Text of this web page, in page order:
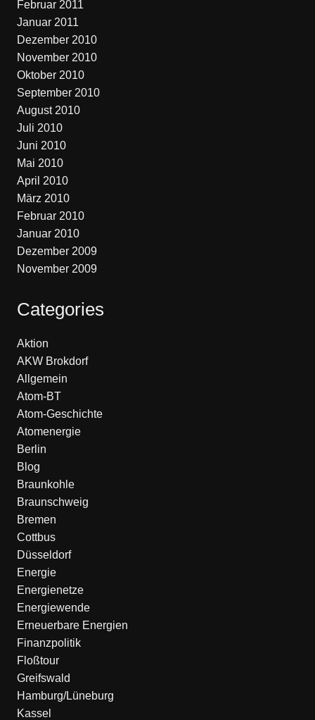
Februar 2011
Januar 2011
Dezember 2010
November 2010
Oktober 2010
September 2010
August 2010
Juli 2010
Juni 2010
Mai 2010
April 2010
März 2010
Februar 2010
Januar 2010
Dezember 2009
November 2009
Categories
Aktion
AKW Brokdorf
Allgemein
Atom-BT
Atom-Geschichte
Atomenergie
Berlin
Blog
Braunkohle
Braunschweig
Bremen
Cottbus
Düsseldorf
Energie
Energienetze
Energiewende
Erneuerbare Energien
Finanzpolitik
Floßtour
Greifswald
Hamburg/Lüneburg
Kassel